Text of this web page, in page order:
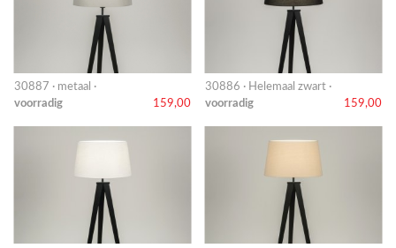
30887 · metaal ·
voorradig
159,00
30886 · Helemaal zwart ·
voorradig
159,00